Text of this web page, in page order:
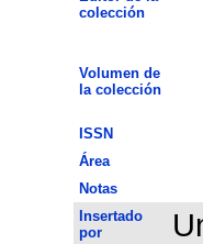
colección
Volumen de
la colección
ISSN
Área
Notas
Insertado
por